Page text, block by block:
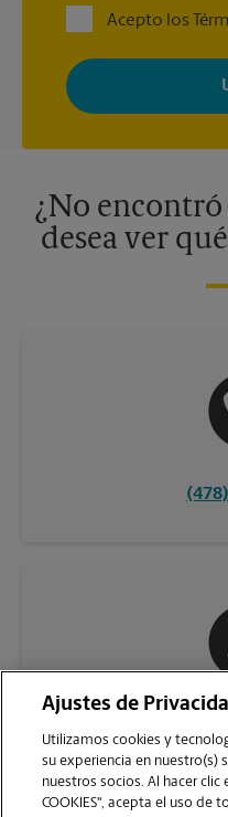
Acepto los
Al registrarse, acepta
Store con noticias, ofertas
adaptados a sus intereses.
momento. Para más
¿No encontró
desea ver
Ajustes de
Utilizamos cookies y
su experiencia en nuestro(s)
nuestros socios. Al hacer clic
COOKIES", acepta el uso de